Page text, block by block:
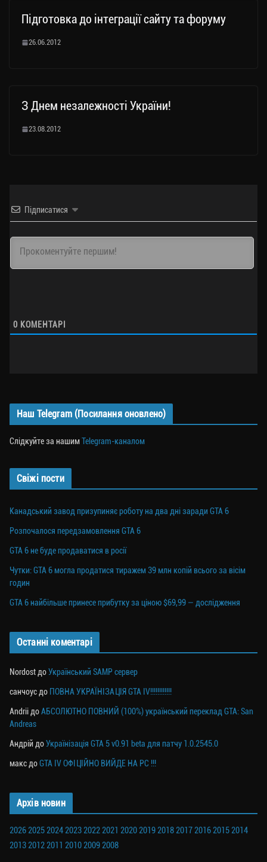
Підготовка до інтеграції сайту та форуму
26.06.2012
З Днем незалежності України!
23.08.2012
Підписатися
0 КОМЕНТАРІ
Наш Telegram (Посилання оновлено)
Слідкуйте за нашимTelegram-каналом
Свіжі пости
Канадський завод призупиняє роботу на два дні заради GTA 6
Розпочалося передзамовлення GTA 6
GTA 6 не буде продаватися в росії
Чутки: GTA 6 могла продатися тиражем 39 млн копій всього за вісім
годин
GTA 6 найбільше принесе прибутку за ціною $69,99 — дослідження
Останні коментарі
Nordost доУкраїнський SAMP сервер
санчоус до ПОВНА УКРАЇНІЗАЦІЯ GTA IV!!!!!!!!!!!!
Andrii доАБСОЛЮТНО ПОВНИЙ (100%) український переклад GTA: San
Andreas
Андрій доУкраїнізація GTA 5 v0.91 beta для патчу 1.0.2545.0
макс доGTA IV ОФІЦІЙНО ВИЙДЕ НА PC !!!
Архів новин
202620252024202320222021 2020201920182017201620152014
201320122011 201020092008